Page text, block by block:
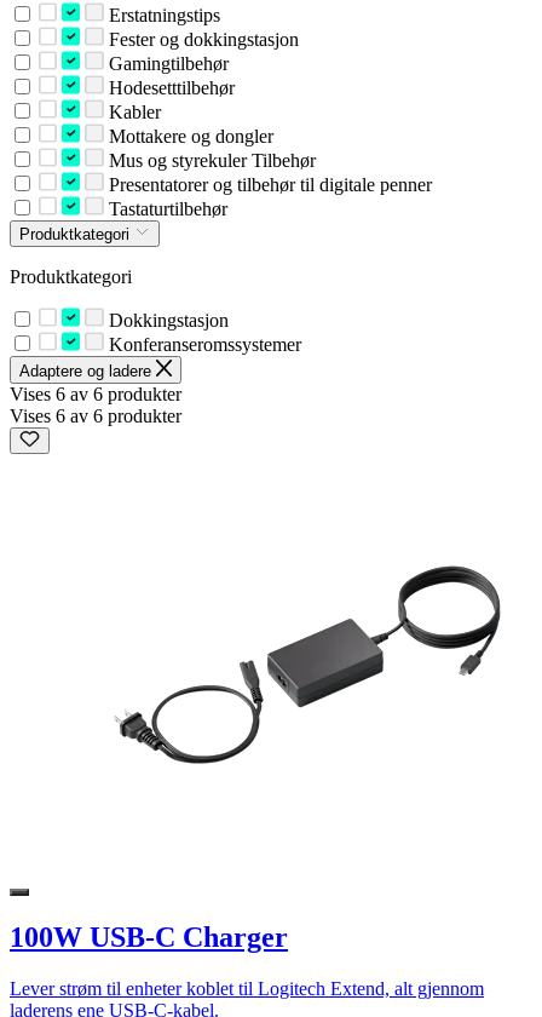
Erstatningstips
Fester og dokkingstasjon
Gamingtilbehør
Hodesetttilbehør
Kabler
Mottakere og dongler
Mus og styrekuler Tilbehør
Presentatorer og tilbehør til digitale penner
Tastaturtilbehør
Produktkategori
Produktkategori
Dokkingstasjon
Konferanseromssystemer
Adaptere og ladere
Vises 6 av 6 produkter
Vises 6 av 6 produkter
100W USB-C Charger
Lever strøm til enheter koblet til Logitech Extend, alt gjennom
laderens ene USB-C-kabel.